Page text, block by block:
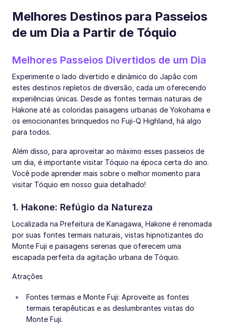
Melhores Destinos para Passeios
de um Dia a Partir de Tóquio
Melhores Passeios Divertidos de um Dia
Experimente o lado divertido e dinâmico do Japão com
estes destinos repletos de diversão, cada um oferecendo
experiências únicas. Desde as fontes termais naturais de
Hakone até as coloridas paisagens urbanas de Yokohama e
os emocionantes brinquedos no Fuji-Q Highland, há algo
para todos.
Além disso, para aproveitar ao máximo esses passeios de
um dia, é importante visitar Tóquio na época certa do ano.
Você pode aprender mais sobre o melhor momento para
visitar Tóquio em nosso guia detalhado!
1. Hakone: Refúgio da Natureza
Localizada na Prefeitura de Kanagawa, Hakone é renomada
por suas fontes termais naturais, vistas hipnotizantes do
Monte Fuji e paisagens serenas que oferecem uma
escapada perfeita da agitação urbana de Tóquio.
Atrações
Fontes termais e Monte Fuji: Aproveite as fontes
termais terapêuticas e as deslumbrantes vistas do
Monte Fuji.